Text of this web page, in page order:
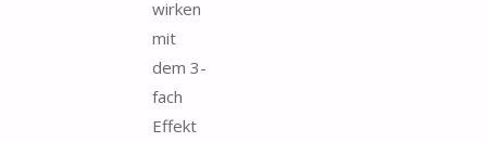
wirken
mit
dem 3-
fach
Effekt